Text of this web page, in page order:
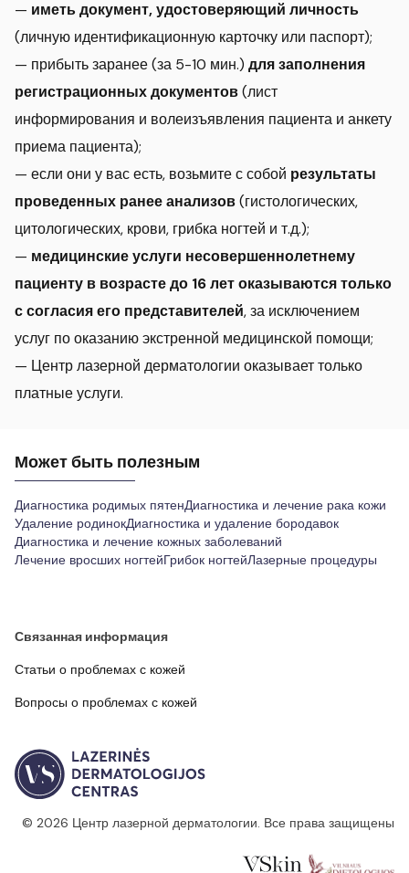
— иметь документ, удостоверяющий личность
(личную идентификационную карточку или паспорт);
— прибыть заранее (за 5-10 мин.) для заполнения
регистрационных документов(лист
информирования и волеизъявления пациента и анкету
приема пациента);
— если они у вас есть, возьмите с собой результаты
проведенных ранее анализов(гистологических,
цитологических, крови, грибка ногтей и т.д.);
— медицинские услуги несовершеннолетнему
пациенту в возрасте до 16 лет оказываются только
с согласия его представителей, за исключением
услуг по оказанию экстренной медицинской помощи;
— Центр лазерной дерматологии оказывает только
платные услуги.
Может быть полезным
Диагностика родимых пятенДиагностика и лечение рака кожи
Удаление родинокДиагностика и удаление бородавок
Диагностика и лечение кожных заболеваний
Лечение вросших ногтейГрибок ногтейЛазерные процедуры
Связанная информация
Статьи о проблемах с кожей
Вопросы о проблемах с кожей
© 2026 Центр лазерной дерматологии. Все права защищены